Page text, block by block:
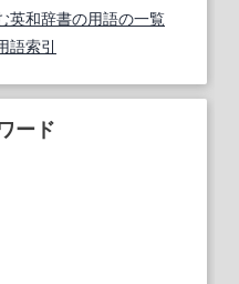
英和辞書の用語の一覧
語索引
ード